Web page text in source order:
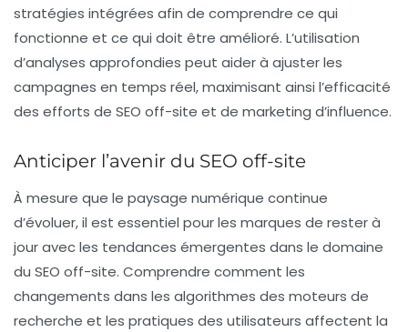
stratégies intégrées afin de comprendre ce qui
fonctionne et ce qui doit être amélioré. L’utilisation
d’analyses approfondies peut aider à ajuster les
campagnes en temps réel, maximisant ainsi l’efficacité
des efforts de SEO off-site et de marketing d’influence.
Anticiper l’avenir du SEO off-site
À mesure que le paysage numérique continue
d’évoluer, il est essentiel pour les marques de rester à
jour avec les tendances émergentes dans le domaine
du SEO off-site. Comprendre comment les
changements dans les algorithmes des moteurs de
recherche et les pratiques des utilisateurs affectent la